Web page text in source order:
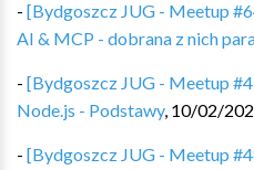
- [Bydgoszcz JUG - Meetup
AI & MCP - dobrana z nich
- [Bydgoszcz JUG - Meetup
Node.js - Podstawy, 10/02/
- [Bydgoszcz JUG - Meetup